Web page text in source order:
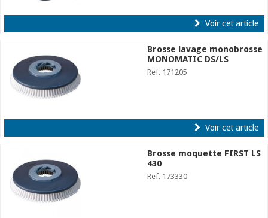
Voir cet article
Brosse lavage monobrosse
MONOMATIC DS/LS
Ref. 171205
Voir cet article
Brosse moquette FIRST LS
430
Ref. 173330